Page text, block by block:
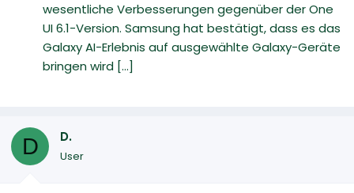
wesentliche Verbesserungen gegenüber der One
UI 6.1-Version. Samsung hat bestätigt, dass es das
Galaxy AI-Erlebnis auf ausgewählte Galaxy-Geräte
bringen wird [...]
D D.
User